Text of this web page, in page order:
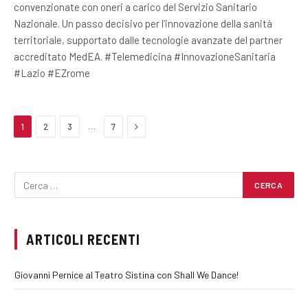
convenzionate con oneri a carico del Servizio Sanitario
Nazionale. Un passo decisivo per l’innovazione della sanità
territoriale, supportato dalle tecnologie avanzate del partner
accreditato MedEA. #Telemedicina #InnovazioneSanitaria
#Lazio #EZrome
1 2 3 7 Next
ARTICOLI RECENTI
Giovanni Pernice al Teatro Sistina con Shall We Dance!